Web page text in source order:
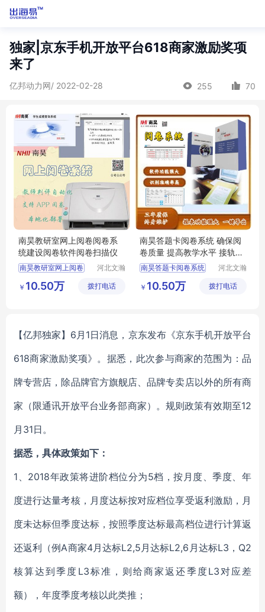
独家|京东手机开放平台618商家激励奖项
来了
亿邦动力网/ 2022-02-28 255 70
南昊教研室网上阅卷阅卷系
统建设阅卷软件阅卷扫描仪
南昊教研室网上阅卷
阅卷软件 阅卷扫描仪
河北文瀚
技发展有
￥ 10.50万 拨打电话
南昊答题卡阅卷系统 确保阅
卷质量 提高教学水平 接轨教
学模式
南昊答题卡阅卷系统
考试电脑阅卷
河北文瀚
技发展有
￥ 10.50万 拨打电话
【亿邦独家】6月1日消息，京东发布《京东手机开放平台
618商家激励奖项》。据悉，此次参与商家的范围为：品
牌专营店，除品牌官方旗舰店、品牌专卖店以外的所有商
家（限通讯开放平台业务部商家）。规则政策有效期至12
月31日。
据悉，具体政策如下：
1、2018年政策将进阶档位分为5档，按月度、季度、年
度进行达量考核，月度达标按对应档位享受返利激励，月
度未达标但季度达标，按照季度达标最高档位进行计算返
还返利（例A商家4月达标L2,5月达标L2,6月达标L3，Q2
核算达到季度L3标准，则给商家返还季度L3对应差
额），年度季度考核以此类推；